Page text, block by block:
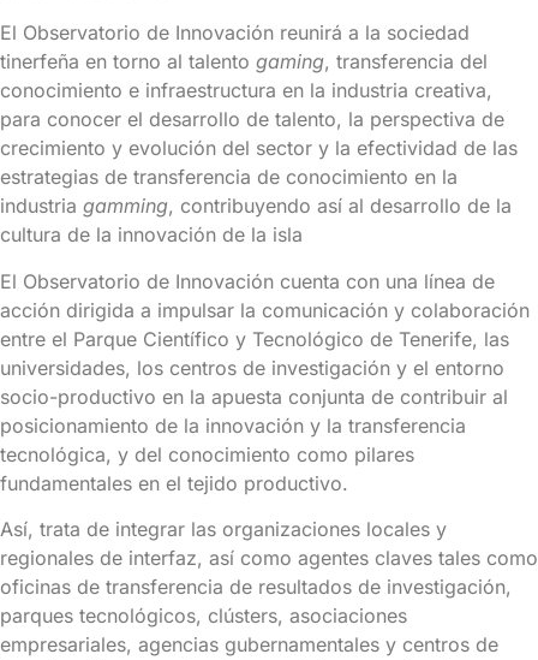
El Observatorio de Innovación reunirá a la sociedad
tinerfeña en torno al talento gaming, transferencia del
conocimiento e infraestructura en la industria creativa,
para conocer el desarrollo de talento, la perspectiva de
crecimiento y evolución del sector y la efectividad de las
estrategias de transferencia de conocimiento en la
industria gamming, contribuyendo así al desarrollo de la
cultura de la innovación de la isla
El Observatorio de Innovación cuenta con una línea de
acción dirigida a impulsar la comunicación y colaboración
entre el Parque Científico y Tecnológico de Tenerife, las
universidades, los centros de investigación y el entorno
socio-productivo en la apuesta conjunta de contribuir al
posicionamiento de la innovación y la transferencia
tecnológica, y del conocimiento como pilares
fundamentales en el tejido productivo.
Así, trata de integrar las organizaciones locales y
regionales de interfaz, así como agentes claves tales como
oficinas de transferencia de resultados de investigación,
parques tecnológicos, clústers, asociaciones
empresariales, agencias gubernamentales y centros de